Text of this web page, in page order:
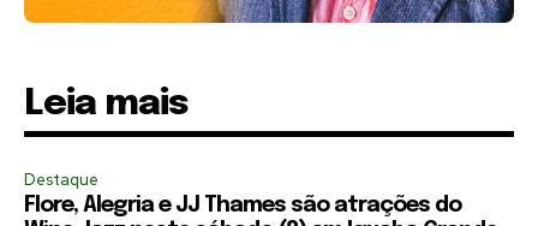
Leia mais
Destaque
Flore, Alegria e JJ Thames são atrações do